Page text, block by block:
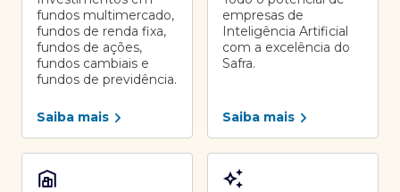
fundos multimercado,
fundos de renda fixa,
fundos de ações,
fundos cambiais e
fundos de previdência.
Saiba mais
empresas de
Inteligência Artificial
com a excelência do
Safra.
Saiba mais